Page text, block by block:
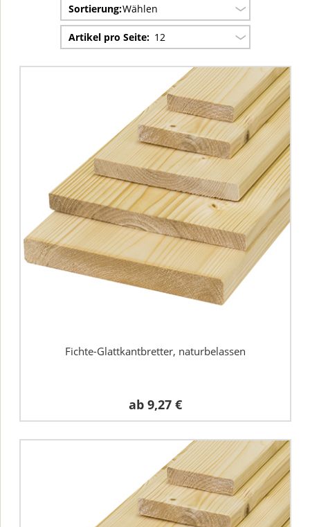
Sortierung:Wählen
Artikel pro Seite: 12
Fichte-Glattkantbretter, naturbelassen
ab 9,27 €